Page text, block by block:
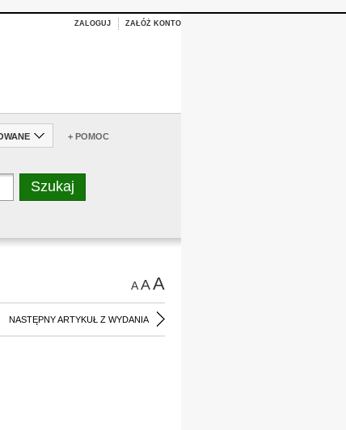
ZALOGUJ ZAŁÓŻ KONTO
+ POMOC
AAA
NASTĘPNY ARTYKUŁ Z WYDANIA